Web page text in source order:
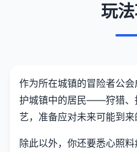
玩
作为所在城镇的冒险者公
护城镇中的居民——狩猎、
艺，准备应对未来可能到来
除此以外，你还要悉心照